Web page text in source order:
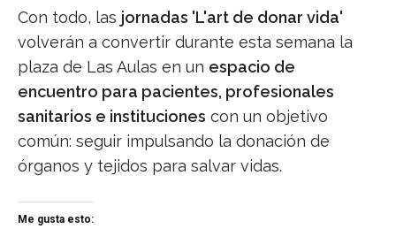
Con todo, las jornadas 'L'art de donar vida'
volverán a convertir durante esta semana la
plaza de Las Aulas en un espacio de
encuentro para pacientes, profesionales
sanitarios e instituciones con un objetivo
común: seguir impulsando la donación de
órganos y tejidos para salvar vidas.
Me gusta esto: